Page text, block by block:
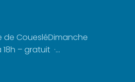
de CouesléDimanche
– gratuit ·...